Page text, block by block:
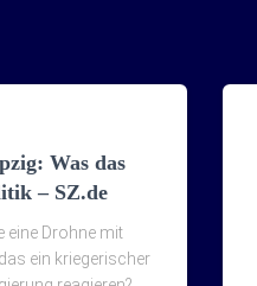
Was das
– SZ.de
eine Drohne mit
ein kriegerischer